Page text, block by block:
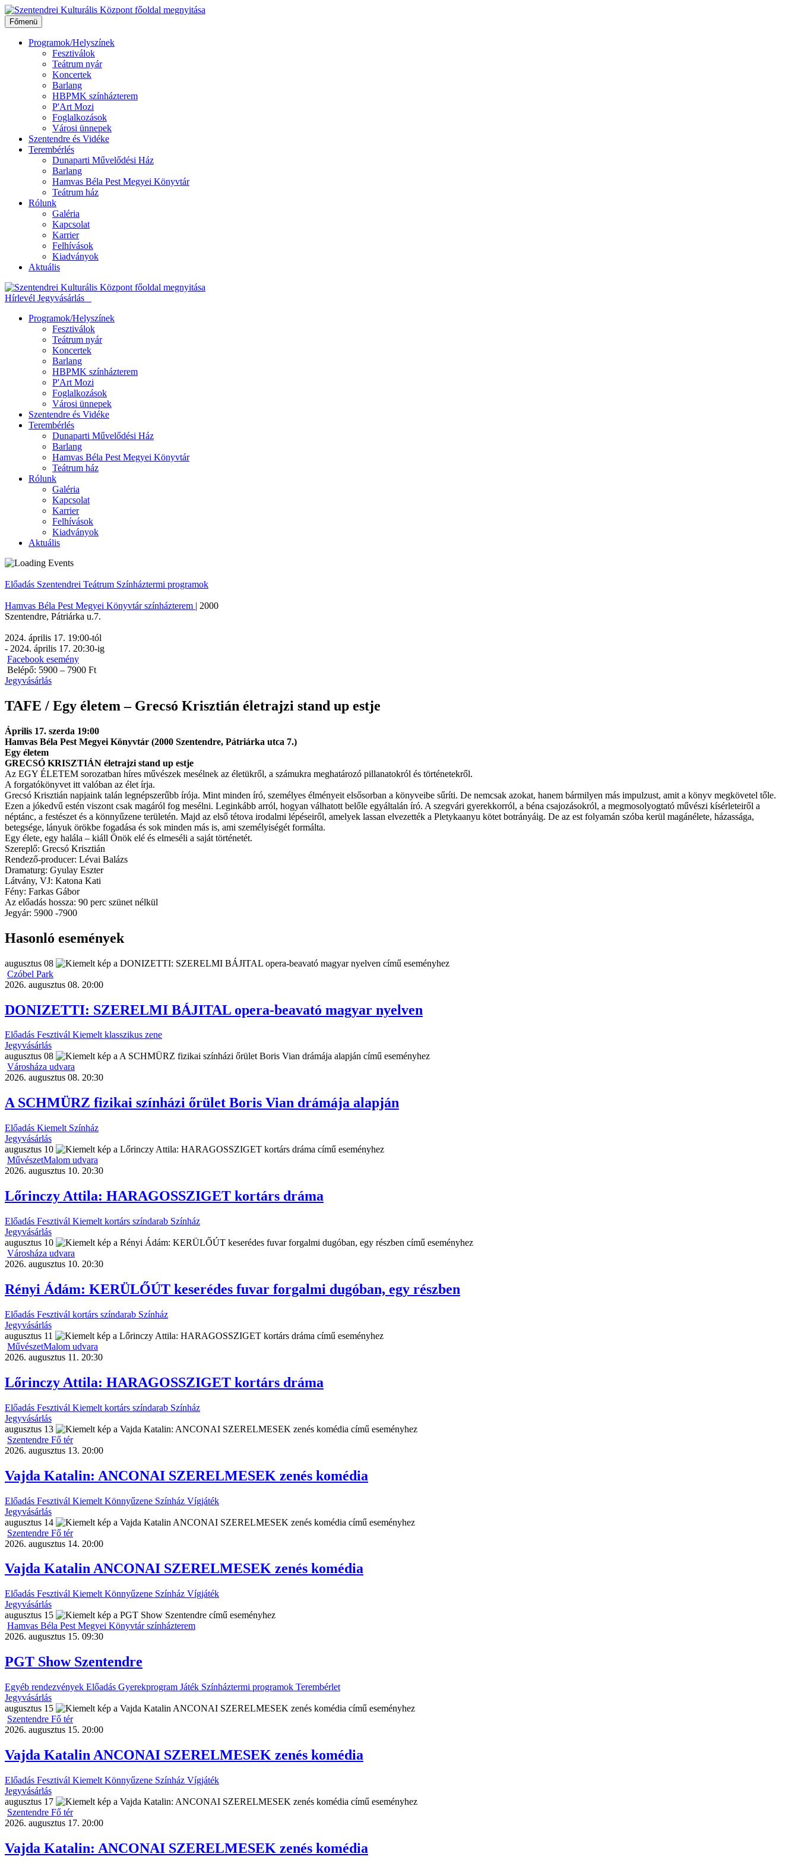
Ugrás
a
tartalomhoz
Főmenü
Programok/Helyszínek
Fesztiválok
Teátrum nyár
Koncertek
Barlang
HBPMK színházterem
P'Art Mozi
Foglalkozások
Városi ünnepek
Szentendre és Vidéke
Terembérlés
Dunaparti Művelődési Ház
Barlang
Hamvas Béla Pest Megyei Könyvtár
Teátrum ház
Rólunk
Galéria
Kapcsolat
Karrier
Felhívások
Kiadványok
Aktuális
Hírlevél Jegyvásárlás
Programok/Helyszínek
Fesztiválok
Teátrum nyár
Koncertek
Barlang
HBPMK színházterem
P'Art Mozi
Foglalkozások
Városi ünnepek
Szentendre és Vidéke
Terembérlés
Dunaparti Művelődési Ház
Barlang
Hamvas Béla Pest Megyei Könyvtár
Teátrum ház
Rólunk
Galéria
Kapcsolat
Karrier
Felhívások
Kiadványok
Aktuális
Előadás Szentendrei Teátrum Színháztermi programok
Hamvas Béla Pest Megyei Könyvtár színházterem | 2000
Szentendre, Pátriárka u.7.
2024. április 17. 19:00-tól
- 2024. április 17. 20:30-ig
Facebook esemény
Belépő: 5900 – 7900 Ft
Jegyvásárlás
TAFE / Egy életem – Grecsó Krisztián életrajzi stand up estje
Április 17. szerda 19:00
Hamvas Béla Pest Megyei Könyvtár (2000 Szentendre, Pátriárka utca 7.)
Egy életem
GRECSÓ KRISZTIÁN életrajzi stand up estje
Az EGY ÉLETEM sorozatban híres művészek mesélnek az életükről, a számukra meghatározó pillanatokról és történetekről.
A forgatókönyvet itt valóban az élet írja.
Grecsó Krisztián napjaink talán legnépszerűbb írója. Mint minden író, személyes élményeit elsősorban a könyveibe sűríti. De nemcsak azokat, hanem bármilyen más impulzust, amit a könyv megkövetel tőle.
Ezen a jókedvű estén viszont csak magáról fog mesélni. Leginkább arról, hogyan válhatott belőle egyáltalán író. A szegvári gyerekkorról, a béna csajozásokról, a megmosolyogtató művészi kísérleteiről a
néptánc, a festészet és a könnyűzene területén. Majd az első tétova irodalmi lépéseiről, amelyek lassan elvezették a Pletykaanyu kötet botrányáig. De az est folyamán szóba kerül magánélete, házassága,
betegsége, lányuk örökbe fogadása és sok minden más is, ami személyiségét formálta.
Egy élete, egy halála – kiáll Önök elé és elmeséli a saját történetét.
Szereplő: Grecsó Krisztián
Rendező-producer: Lévai Balázs
Dramaturg: Gyulay Eszter
Látvány, VJ: Katona Kati
Fény: Farkas Gábor
Az előadás hossza: 90 perc szünet nélkül
Jegyár: 5900 -7900
Hasonló események
augusztus 08
Czóbel Park
2026. augusztus 08. 20:00
DONIZETTI: SZERELMI BÁJITAL opera-beavató magyar nyelven
Előadás Fesztivál Kiemeltklasszikus zene
Jegyvásárlás
augusztus 08
Városháza udvara
2026. augusztus 08. 20:30
A SCHMÜRZ fizikai színházi őrület Boris Vian drámája alapján
Előadás Kiemelt Színház
Jegyvásárlás
augusztus 10
MűvészetMalom udvara
2026. augusztus 10. 20:30
Lőrinczy Attila: HARAGOSSZIGET kortárs dráma
Előadás Fesztivál Kiemelt kortárs színdarab Színház
Jegyvásárlás
augusztus 10
Városháza udvara
2026. augusztus 10. 20:30
Rényi Ádám: KERÜLŐÚT keserédes fuvar forgalmi dugóban, egy részben
Előadás Fesztivál kortárs színdarab Színház
Jegyvásárlás
augusztus 11
MűvészetMalom udvara
2026. augusztus 11. 20:30
Lőrinczy Attila: HARAGOSSZIGET kortárs dráma
Előadás Fesztivál Kiemelt kortárs színdarab Színház
Jegyvásárlás
augusztus 13
Szentendre Fő tér
2026. augusztus 13. 20:00
Vajda Katalin: ANCONAI SZERELMESEK zenés komédia
Előadás Fesztivál Kiemelt Könnyűzene Színház Vígjáték
Jegyvásárlás
augusztus 14
Szentendre Fő tér
2026. augusztus 14. 20:00
Vajda Katalin ANCONAI SZERELMESEK zenés komédia
Előadás Fesztivál Kiemelt Könnyűzene Színház Vígjáték
Jegyvásárlás
augusztus 15
Hamvas Béla Pest Megyei Könyvtár színházterem
2026. augusztus 15. 09:30
PGT Show Szentendre
Egyéb rendezvények Előadás Gyerekprogram Játék Színháztermi programok Terembérlet
Jegyvásárlás
augusztus 15
Szentendre Fő tér
2026. augusztus 15. 20:00
Vajda Katalin ANCONAI SZERELMESEK zenés komédia
Előadás Fesztivál Kiemelt Könnyűzene Színház Vígjáték
Jegyvásárlás
augusztus 17
Szentendre Fő tér
2026. augusztus 17. 20:00
Vajda Katalin: ANCONAI SZERELMESEK zenés komédia